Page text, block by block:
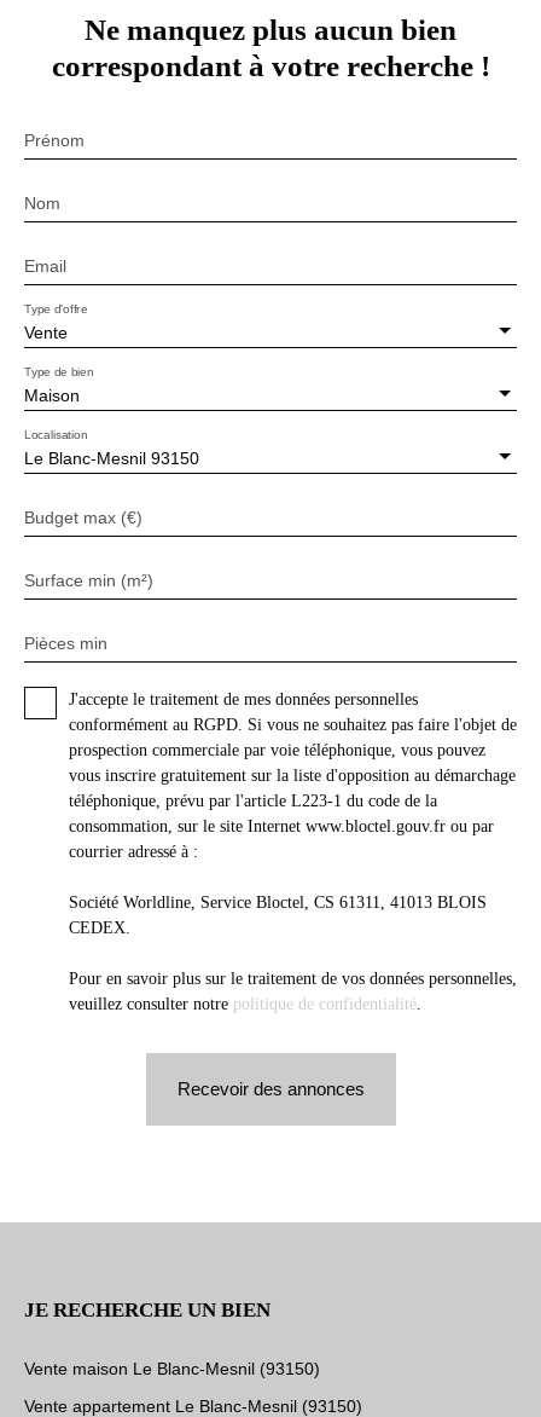
Ne manquez plus aucun bien
correspondant à votre recherche !
Prénom
Nom
Email
Vente
Type d'offre
Maison
Type de bien
Le Blanc-Mesnil 93150
Localisation
Budget max (€)
Surface min (m²)
Pièces min
J'accepte le traitement de mes données personnelles
conformément au RGPD. Si vous ne souhaitez pas faire l'objet de
prospection commerciale par voie téléphonique, vous pouvez
vous inscrire gratuitement sur la liste d'opposition au démarchage
téléphonique, prévu par l'article L223-1 du code de la
consommation, sur le site Internet www.bloctel.gouv.fr ou par
courrier adressé à :
Société Worldline, Service Bloctel, CS 61311, 41013 BLOIS
CEDEX.
Pour en savoir plus sur le traitement de vos données personnelles,
veuillez consulter notre politique de confidentialité
Recevoir des annonces
JE RECHERCHE UN BIEN
Vente maison Le Blanc-Mesnil (93150)
Vente appartement Le Blanc-Mesnil (93150)